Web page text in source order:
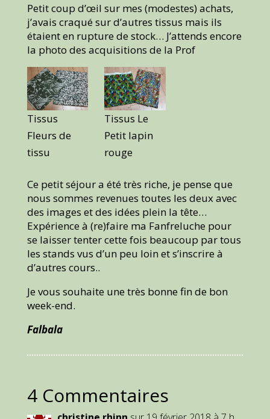
Petit coup d’œil sur mes (modestes) achats,
j’avais craqué sur d’autres tissus mais ils
étaient en rupture de stock… J’attends encore
la photo des acquisitions de la Prof
Tissus
Fleurs de
tissu
Tissus Le
Petit lapin
rouge
Ce petit séjour a été très riche, je pense que
nous sommes revenues toutes les deux avec
des images et des idées plein la tête…
Expérience à (re)faire ma Fanfreluche pour
se laisser tenter cette fois beaucoup par tous
les stands vus d’un peu loin et s’inscrire à
d’autres cours..
Je vous souhaite une très bonne fin de bon
week-end.
Falbala
4 Commentaires